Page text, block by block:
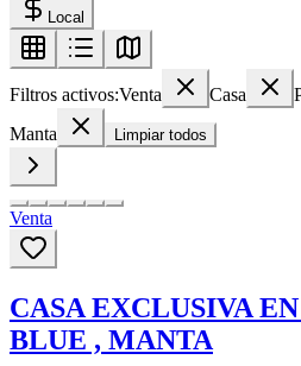
Local
Filtros activos:Venta Casa
Manta
Limpiar todos
Venta
CASA EXCLUSIVA
BLUE , MANTA